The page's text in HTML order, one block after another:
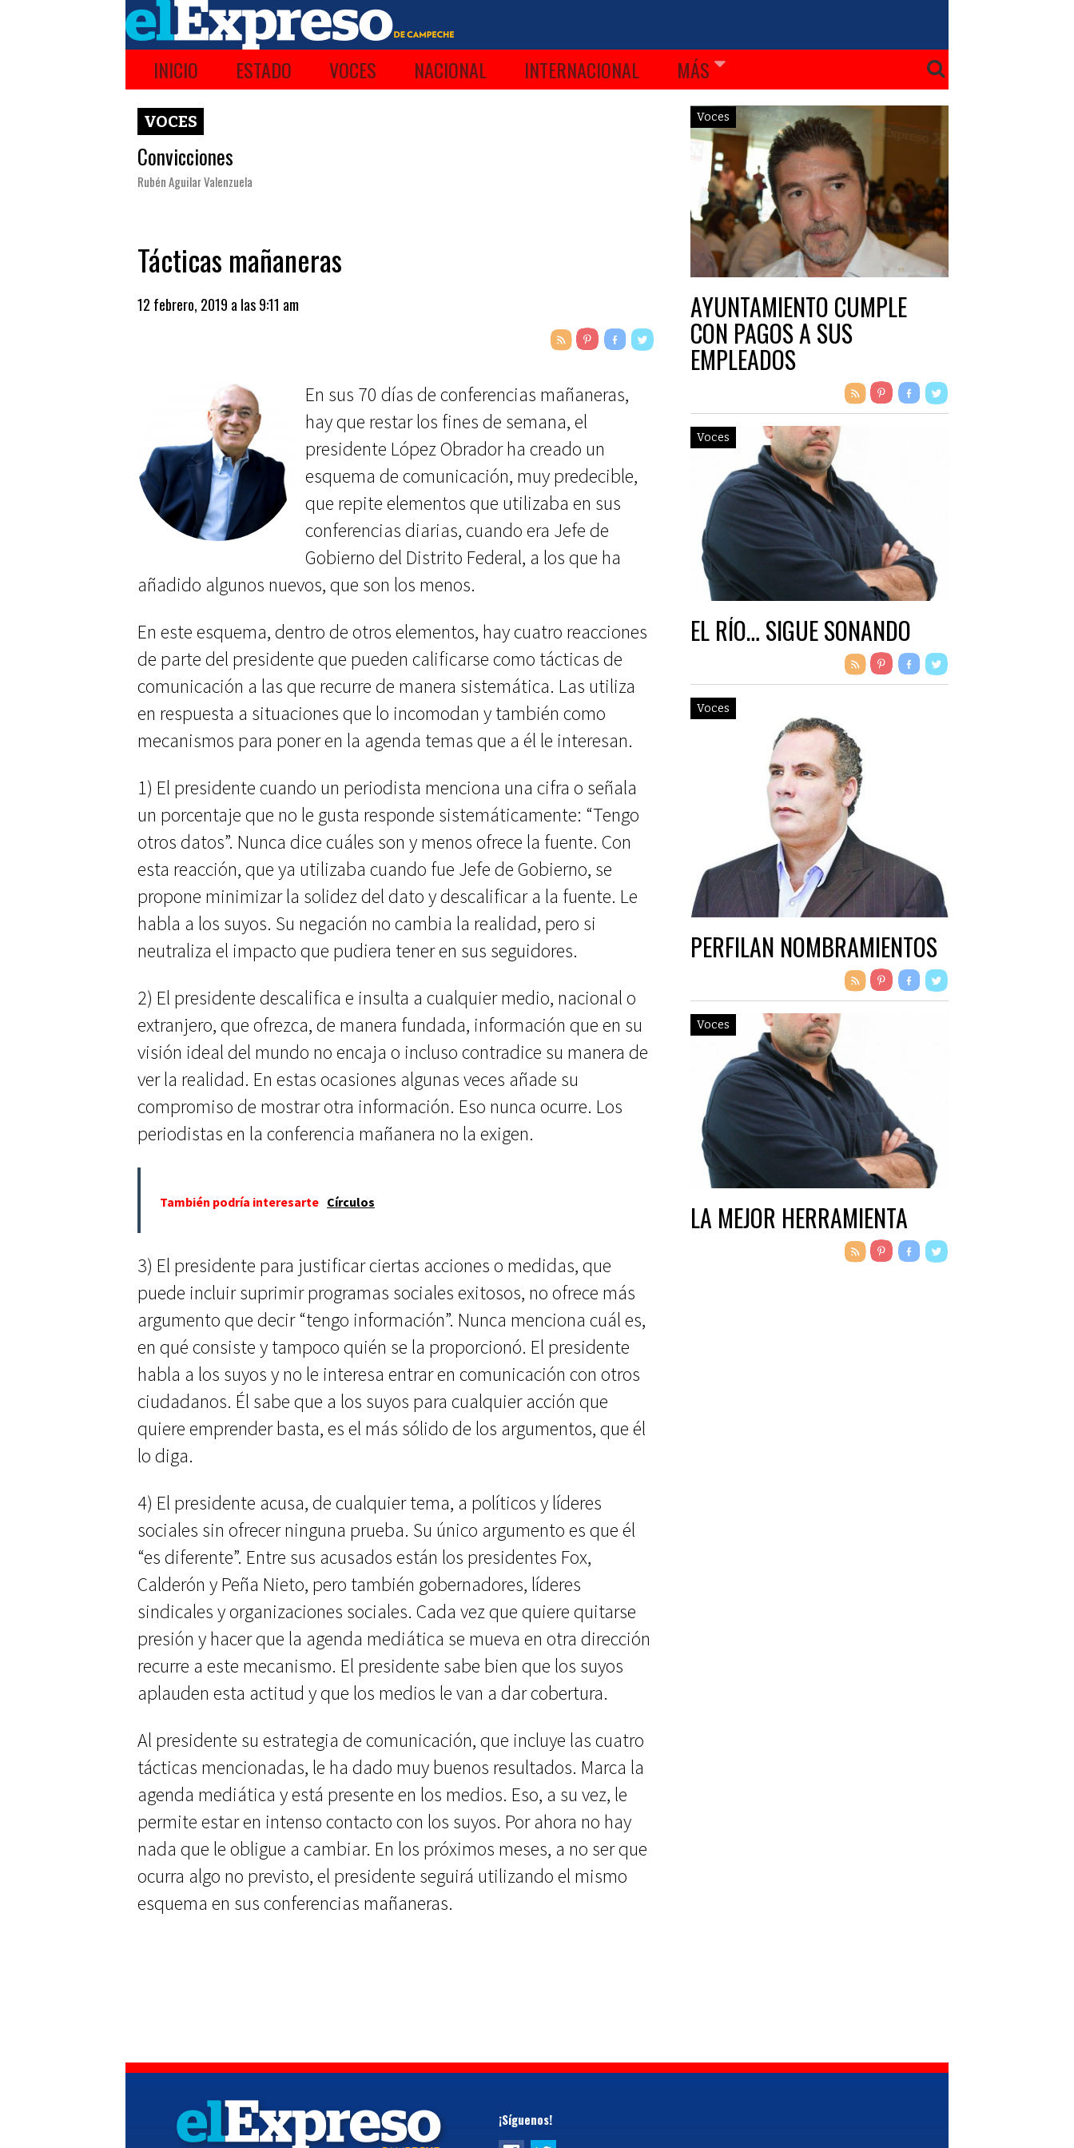
INICIO ESTADO VOCES NACIONAL INTERNACIONAL MÁS
VOCES
Convicciones
Rubén Aguilar Valenzuela
Tácticas mañaneras
12 febrero, 2019 a las 9:11 am
En sus 70 días de conferencias mañaneras,
hay que restar los fines de semana, el
presidente López Obrador ha creado un
esquema de comunicación, muy predecible,
que repite elementos que utilizaba en sus
conferencias diarias, cuando era Jefe de
Gobierno del Distrito Federal, a los que ha
añadido algunos nuevos, que son los menos.
En este esquema, dentro de otros elementos, hay cuatro reacciones
de parte del presidente que pueden calificarse como tácticas de
comunicación a las que recurre de manera sistemática. Las utiliza
en respuesta a situaciones que lo incomodan y también como
mecanismos para poner en la agenda temas que a él le interesan.
1) El presidente cuando un periodista menciona una cifra o señala
un porcentaje que no le gusta responde sistemáticamente: “Tengo
otros datos”. Nunca dice cuáles son y menos ofrece la fuente. Con
esta reacción, que ya utilizaba cuando fue Jefe de Gobierno, se
propone minimizar la solidez del dato y descalificar a la fuente. Le
habla a los suyos. Su negación no cambia la realidad, pero si
neutraliza el impacto que pudiera tener en sus seguidores.
2) El presidente descalifica e insulta a cualquier medio, nacional o
extranjero, que ofrezca, de manera fundada, información que en su
visión ideal del mundo no encaja o incluso contradice su manera de
ver la realidad. En estas ocasiones algunas veces añade su
compromiso de mostrar otra información. Eso nunca ocurre. Los
periodistas en la conferencia mañanera no la exigen.
También podría interesarte Círculos
3) El presidente para justificar ciertas acciones o medidas, que
puede incluir suprimir programas sociales exitosos, no ofrece más
argumento que decir “tengo información”. Nunca menciona cuál es,
en qué consiste y tampoco quién se la proporcionó. El presidente
habla a los suyos y no le interesa entrar en comunicación con otros
ciudadanos. Él sabe que a los suyos para cualquier acción que
quiere emprender basta, es el más sólido de los argumentos, que él
lo diga.
4) El presidente acusa, de cualquier tema, a políticos y líderes
sociales sin ofrecer ninguna prueba. Su único argumento es que él
“es diferente”. Entre sus acusados están los presidentes Fox,
Calderón y Peña Nieto, pero también gobernadores, líderes
sindicales y organizaciones sociales. Cada vez que quiere quitarse
presión y hacer que la agenda mediática se mueva en otra dirección
recurre a este mecanismo. El presidente sabe bien que los suyos
aplauden esta actitud y que los medios le van a dar cobertura.
Al presidente su estrategia de comunicación, que incluye las cuatro
tácticas mencionadas, le ha dado muy buenos resultados. Marca la
agenda mediática y está presente en los medios. Eso, a su vez, le
permite estar en intenso contacto con los suyos. Por ahora no hay
nada que le obligue a cambiar. En los próximos meses, a no ser que
ocurra algo no previsto, el presidente seguirá utilizando el mismo
esquema en sus conferencias mañaneras.
Voces
AYUNTAMIENTO CUMPLE
CON PAGOS A SUS
EMPLEADOS
Voces
EL RÍO… SIGUE SONANDO
Voces
PERFILAN NOMBRAMIENTOS
Voces
LA MEJOR HERRAMIENTA
¡Síguenos!